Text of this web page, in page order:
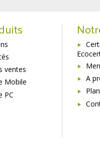
ventes
Mobile
PC
A